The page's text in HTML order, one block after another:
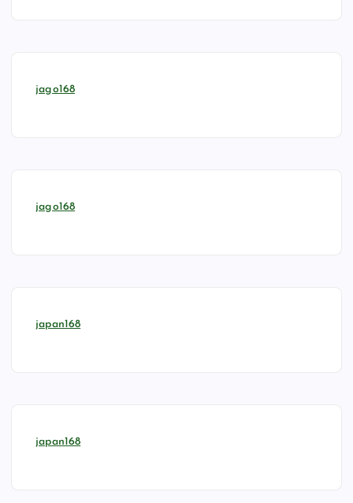
jago168
jago168
japan168
japan168